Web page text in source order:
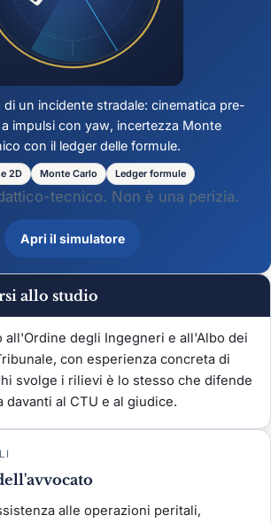
di un incidente stradale: cinematica pre-
impulsi con yaw, incertezza Monte
con il ledger delle formule.
2D Monte Carlo Ledger formule
tecnico. Non è una perizia.
Apri il simulatore
allo studio
all'Ordine degli Ingegneri e all'Albo dei
con esperienza concreta di
svolge i rilievi è lo stesso che difende
davanti al CTU e al giudice.
alle operazioni peritali,